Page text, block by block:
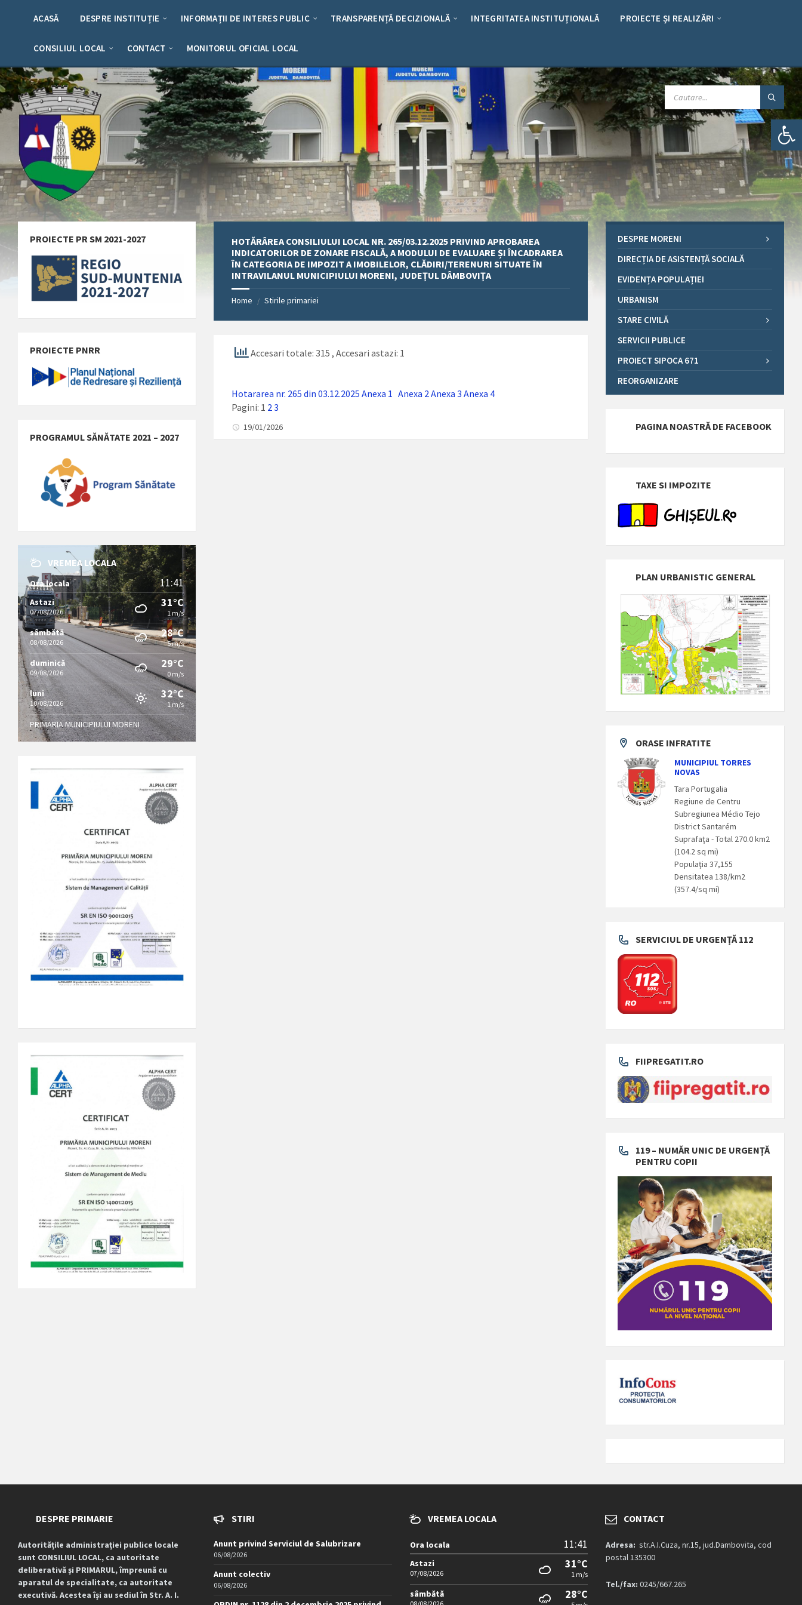
Deschide bara de unelte
ACASĂ DESPRE INSTITUȚIE INFORMAȚII DE INTERES PUBLIC TRANSPARENȚĂ DECIZIONALĂ INTEGRITATEA INSTITUȚIONALĂ PROIECTE ȘI REALIZĂRI
CONSILIUL LOCAL CONTACT MONITORUL OFICIAL LOCAL
CAUTARE:
HOTĂRÂREA CONSILIULUI LOCAL NR. 265/03.12.2025 PRIVIND APROBAREA
INDICATORILOR DE ZONARE FISCALĂ, A MODULUI DE EVALUARE ȘI ÎNCADRAREA
ÎN CATEGORIA DE IMPOZIT A IMOBILELOR, CLĂDIRI/TERENURI SITUATE ÎN
INTRAVILANUL MUNICIPIULUI MORENI, JUDEȚUL DÂMBOVIȚA
Home / Stirile primariei
Accesari totale: 315, Accesari astazi: 1
Hotararea nr. 265 din 03.12.2025 Anexa 1 Anexa 2 Anexa 3 Anexa 4
Pagini: 1 2 3
19/01/2026
PROIECTE PR SM 2021-2027
PROIECTE PNRR
PROGRAMUL SĂNĂTATE 2021 – 2027
VREMEA LOCALA
Ora locala 11:41
Astazi
07/08/2026
31°C
1 m/s
sâmbătă
08/08/2026
28°C
5 m/s
duminică
09/08/2026
29°C
0 m/s
luni
10/08/2026
32°C
1 m/s
PRIMARIA MUNICIPIULUI MORENI
DESPRE MORENI
DIRECȚIA DE ASISTENȚĂ SOCIALĂ
EVIDENȚA POPULAȚIEI
URBANISM
STARE CIVILĂ
SERVICII PUBLICE
PROIECT SIPOCA 671
REORGANIZARE
PAGINA NOASTRĂ DE FACEBOOK
TAXE SI IMPOZITE
PLAN URBANISTIC GENERAL
ORASE INFRATITE
MUNICIPIUL TORRES
NOVAS
Tara Portugalia
Regiune de Centru
Subregiunea Médio Tejo
District Santarém
Suprafaţa - Total 270.0 km2
(104.2 sq mi)
Populaţia 37,155
Densitatea 138/km2
(357.4/sq mi)
SERVICIUL DE URGENȚĂ 112
FIIPREGATIT.RO
119 – NUMĂR UNIC DE URGENȚĂ
PENTRU COPII
DESPRE PRIMARIE
Autoritățile administrației publice locale
sunt CONSILIUL LOCAL, ca autoritate
deliberativă și PRIMARUL, împreună cu
aparatul de specialitate, ca autoritate
executivă. Acestea își au sediul în Str. A. I.
STIRI
Anunt privind Serviciul de Salubrizare
06/08/2026
Anunt colectiv
06/08/2026
VREMEA LOCALA
Ora locala 11:41
Astazi
07/08/2026
31°C
1 m/s
sâmbătă 28°C
CONTACT
Adresa: str.A.I.Cuza, nr.15, jud.Dambovita, cod
postal 135300
Tel./fax: 0245/667.265